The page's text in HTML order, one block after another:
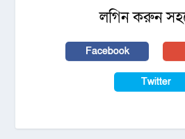
লগিন করুন
Facebook
Twitter